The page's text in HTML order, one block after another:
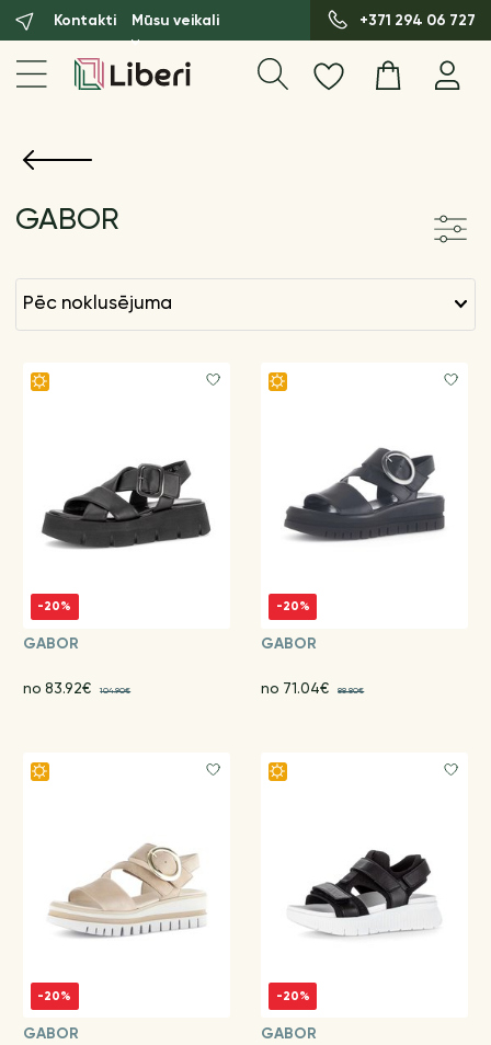
Kontakti Mūsu veikali +371 294 06 727
GABOR
pēc noklusējuma
-20%
GABOR
no 83.92€ 104.90€
-20%
GABOR
no 71.04€ 88.80€
-20%
GABOR
-20%
GABOR